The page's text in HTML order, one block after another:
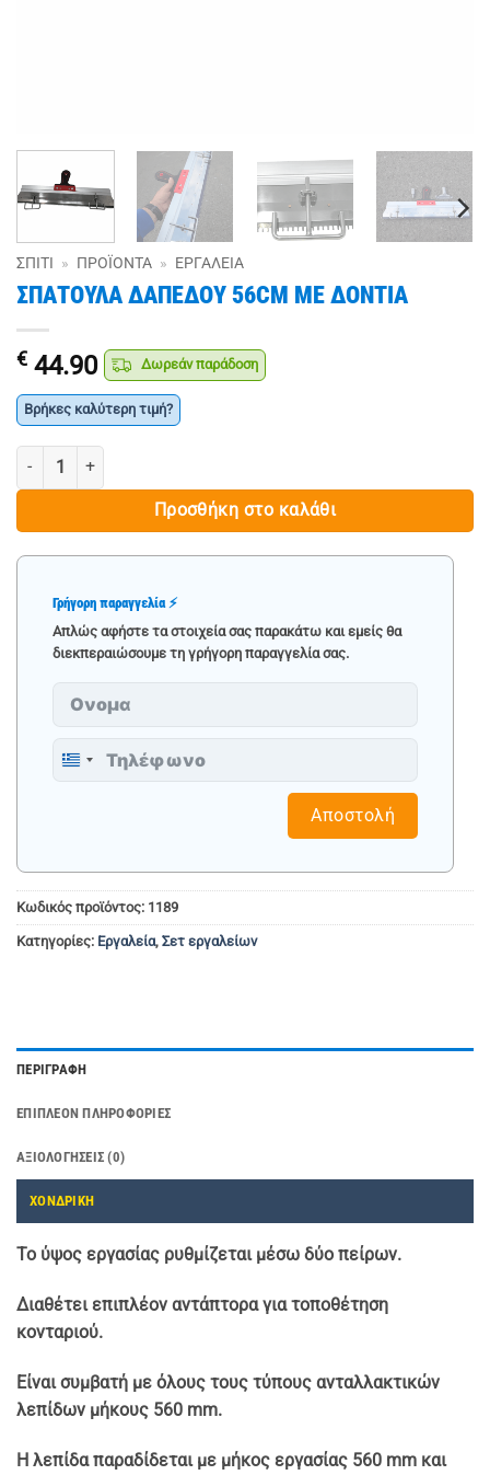
ΣΠΊΤΙ » ΠΡΟΪΌΝΤΑ » ΕΡΓΑΛΕΊΑ
ΣΠΑΤΟΥΛΑ ΔΑΠΕΔΟΥ 56CM ΜΕ ΔΟΝΤΙΑ
€ 44.90 Δωρεάν παράδοση
Βρήκες καλύτερη τιμή?
ΣΠΑΤΟΥΛΑ ΔΑΠΕΔΟΥ 56CM ΜΕ ΔΟΝΤΙΑ ποσότητα
Προσθήκη στο καλάθι
Γρήγορη παραγγελία ⚡
Απλώς αφήστε τα στοιχεία σας παρακάτω και εμείς θα
διεκπεραιώσουμε τη γρήγορη παραγγελία σας.
Greece
Αποστολή
Κωδικός προϊόντος: 1189
Κατηγορίες: Εργαλεία, Σετ εργαλείων
ΠΕΡΙΓΡΑΦΉ
ΕΠΙΠΛΈΟΝ ΠΛΗΡΟΦΟΡΊΕΣ
ΑΞΙΟΛΟΓΉΣΕΙΣ (0)
ΧΟΝΔΡΙΚΗ
Το ύψος εργασίας ρυθμίζεται μέσω δύο πείρων.
Διαθέτει επιπλέον αντάπτορα για τοποθέτηση
κονταριού.
Είναι συμβατή με όλους τους τύπους ανταλλακτικών
λεπίδων μήκους 560 mm.
Η λεπίδα παραδίδεται με μήκος εργασίας 560 mm και